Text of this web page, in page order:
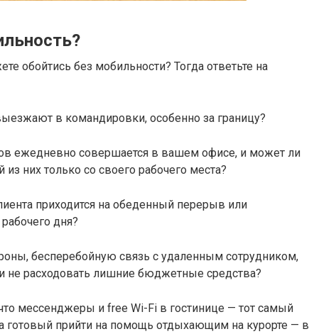
обойтись без мобильности? Тогда ответьте на
в командировки, особенно за границу?
ежедневно совершается в вашем офисе, и может ли
них только со своего рабочего места?
приходится на обеденный перерыв или
дня?
бесперебойную связь с удаленным сотрудником,
не расходовать лишние бюджетные средства?
мессенджеры и free Wi-Fi в гостинице — тот самый
готовый прийти на помощь отдыхающим на курорте — в